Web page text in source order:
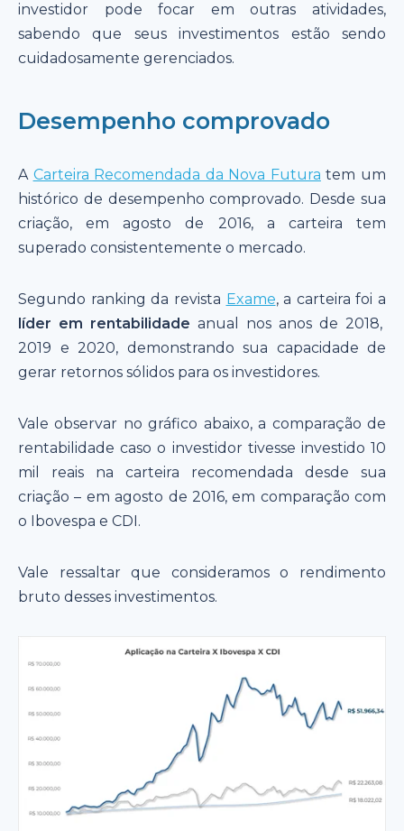
investidor pode focar em outras atividades,
sabendo que seus investimentos estão sendo
cuidadosamente gerenciados.
Desempenho comprovado
A Carteira Recomendada da Nova Futura tem um
histórico de desempenho comprovado. Desde sua
criação, em agosto de 2016, a carteira tem
superado consistentemente o mercado.
Segundo ranking da revista Exame, a carteira foi a
líder em rentabilidade anual nos anos de 2018,
2019 e 2020, demonstrando sua capacidade de
gerar retornos sólidos para os investidores.
Vale observar no gráfico abaixo, a comparação de
rentabilidade caso o investidor tivesse investido 10
mil reais na carteira recomendada desde sua
criação – em agosto de 2016, em comparação com
o Ibovespa e CDI.
Vale ressaltar que consideramos o rendimento
bruto desses investimentos.